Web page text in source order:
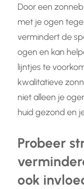
Door een
met je ogen
vermindert de
ogen en kan
lijntjes te
kwalitatieve
niet alleen je
huid gezond en
Probeer
ook